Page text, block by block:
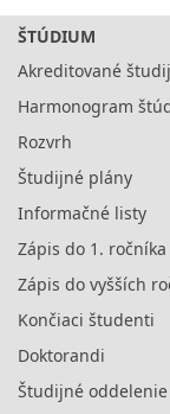
ŠTÚDIUM
Akreditované
Harmonogram
Rozvrh
Študijné plány
Informačné listy
Zápis do 1. ročníka
Zápis do vyšších
Končiaci študenti
Doktorandi
Študijné oddelenie